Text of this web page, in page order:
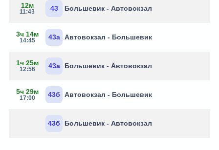
12м
11:43 43 Большевик - Автовокзал
3ч 14м
14:45 43а Автовокзал - Большевик
1ч 25м
12:56 43а Большевик - Автовокзал
5ч 29м
17:00 43б Автовокзал - Большевик
43б Большевик - Автовокзал